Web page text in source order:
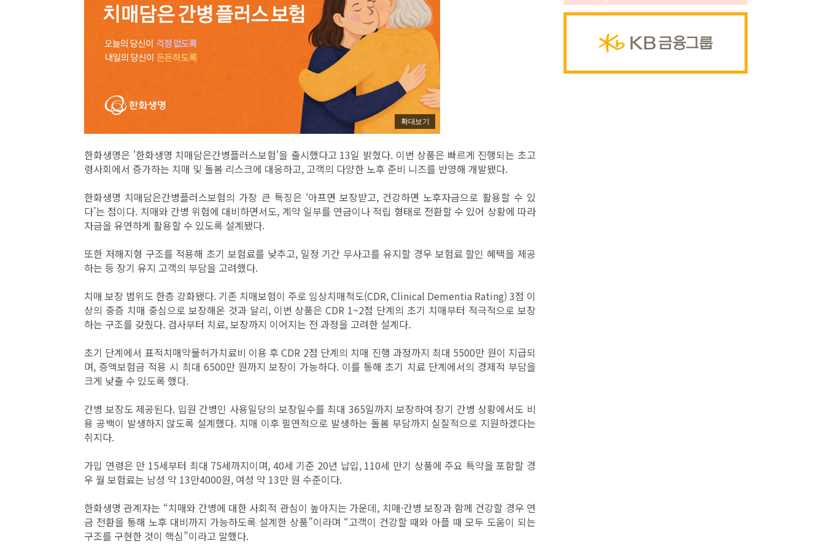
확대보기
한화생명은 '한화생명 치매담은간병플러스보험'을 출시했다고 13일 밝혔다. 이번 상품은 빠르게 진행되는 초고
령사회에서 증가하는 치매 및 돌봄 리스크에 대응하고, 고객의 다양한 노후 준비 니즈를 반영해 개발됐다.
한화생명 치매담은간병플러스보험의 가장 큰 특징은 ‘아프면 보장받고, 건강하면 노후자금으로 활용할 수 있
다’는 점이다. 치매와 간병 위험에 대비하면서도, 계약 일부를 연금이나 적립 형태로 전환할 수 있어 상황에 따라
자금을 유연하게 활용할 수 있도록 설계됐다.
또한 저해지형 구조를 적용해 초기 보험료를 낮추고, 일정 기간 무사고를 유지할 경우 보험료 할인 혜택을 제공
하는 등 장기 유지 고객의 부담을 고려했다.
치매 보장 범위도 한층 강화됐다. 기존 치매보험이 주로 임상치매척도(CDR, Clinical Dementia Rating) 3점 이
상의 중증 치매 중심으로 보장해온 것과 달리, 이번 상품은 CDR 1~2점 단계의 초기 치매부터 적극적으로 보장
하는 구조를 갖췄다. 검사부터 치료, 보장까지 이어지는 전 과정을 고려한 설계다.
초기 단계에서 표적치매약물허가치료비 이용 후 CDR 2점 단계의 치매 진행 과정까지 최대 5500만 원이 지급되
며, 증액보험금 적용 시 최대 6500만 원까지 보장이 가능하다. 이를 통해 초기 치료 단계에서의 경제적 부담을
크게 낮출 수 있도록 했다.
간병 보장도 제공된다. 입원 간병인 사용일당의 보장일수를 최대 365일까지 보장하여 장기 간병 상황에서도 비
용 공백이 발생하지 않도록 설계했다. 치매 이후 필연적으로 발생하는 돌봄 부담까지 실질적으로 지원하겠다는
취지다.
가입 연령은 만 15세부터 최대 75세까지이며, 40세 기준 20년 납입, 110세 만기 상품에 주요 특약을 포함할 경
우 월 보험료는 남성 약 13만4000원, 여성 약 13만 원 수준이다.
한화생명 관계자는 “치매와 간병에 대한 사회적 관심이 높아지는 가운데, 치매·간병 보장과 함께 건강할 경우 연
금 전환을 통해 노후 대비까지 가능하도록 설계한 상품”이라며 “고객이 건강할 때와 아플 때 모두 도움이 되는
구조를 구현한 것이 핵심”이라고 말했다.